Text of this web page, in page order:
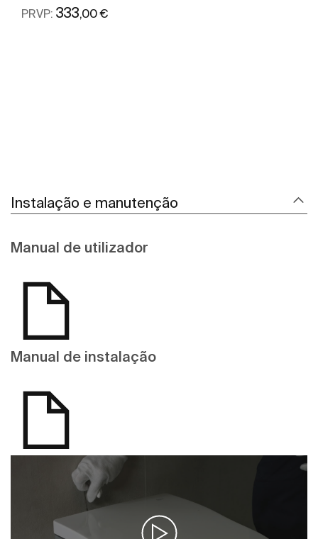
PRVP: 333,00 €
Instalação e manutenção
Manual de utilizador
Manual de instalação